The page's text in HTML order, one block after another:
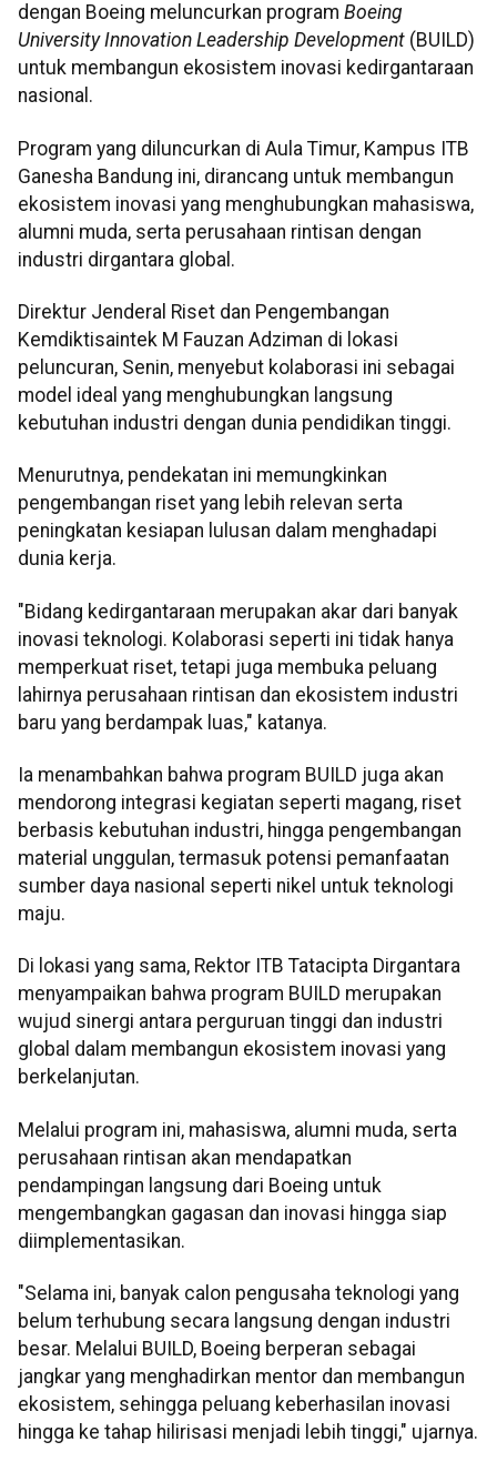
dengan Boeing meluncurkan program Boeing
University Innovation Leadership Development (BUILD)
untuk membangun ekosistem inovasi kedirgantaraan
nasional.
Program yang diluncurkan di Aula Timur, Kampus ITB
Ganesha Bandung ini, dirancang untuk membangun
ekosistem inovasi yang menghubungkan mahasiswa,
alumni muda, serta perusahaan rintisan dengan
industri dirgantara global.
Direktur Jenderal Riset dan Pengembangan
Kemdiktisaintek M Fauzan Adziman di lokasi
peluncuran, Senin, menyebut kolaborasi ini sebagai
model ideal yang menghubungkan langsung
kebutuhan industri dengan dunia pendidikan tinggi.
Menurutnya, pendekatan ini memungkinkan
pengembangan riset yang lebih relevan serta
peningkatan kesiapan lulusan dalam menghadapi
dunia kerja.
"Bidang kedirgantaraan merupakan akar dari banyak
inovasi teknologi. Kolaborasi seperti ini tidak hanya
memperkuat riset, tetapi juga membuka peluang
lahirnya perusahaan rintisan dan ekosistem industri
baru yang berdampak luas," katanya.
Ia menambahkan bahwa program BUILD juga akan
mendorong integrasi kegiatan seperti magang, riset
berbasis kebutuhan industri, hingga pengembangan
material unggulan, termasuk potensi pemanfaatan
sumber daya nasional seperti nikel untuk teknologi
maju.
Di lokasi yang sama, Rektor ITB Tatacipta Dirgantara
menyampaikan bahwa program BUILD merupakan
wujud sinergi antara perguruan tinggi dan industri
global dalam membangun ekosistem inovasi yang
berkelanjutan.
Melalui program ini, mahasiswa, alumni muda, serta
perusahaan rintisan akan mendapatkan
pendampingan langsung dari Boeing untuk
mengembangkan gagasan dan inovasi hingga siap
diimplementasikan.
"Selama ini, banyak calon pengusaha teknologi yang
belum terhubung secara langsung dengan industri
besar. Melalui BUILD, Boeing berperan sebagai
jangkar yang menghadirkan mentor dan membangun
ekosistem, sehingga peluang keberhasilan inovasi
hingga ke tahap hilirisasi menjadi lebih tinggi," ujarnya.